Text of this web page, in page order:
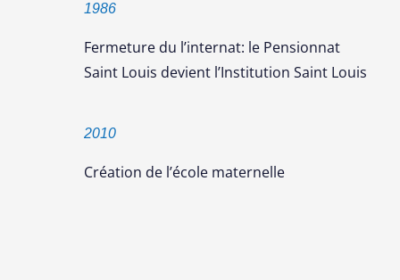
1986
Fermeture du l’internat: le Pensionnat
Saint Louis devient l’Institution Saint Louis
2010
Création de l’école maternelle